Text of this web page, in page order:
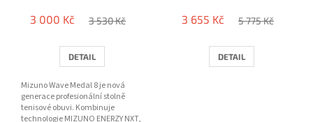
3 000 Kč 3 530 Kč
DETAIL
Mizuno Wave Medal 8 je nová
generace profesionální stolně
tenisové obuvi. Kombinuje
technologie MIZUNO ENERZY NXT,
3 655 Kč 5 775 Kč
DETAIL